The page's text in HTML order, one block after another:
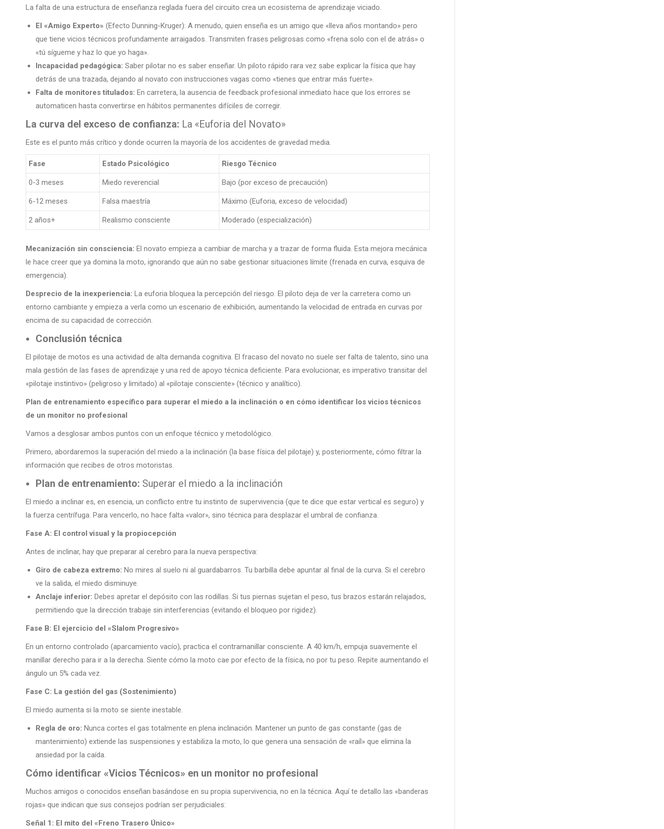
La falta de una estructura de enseñanza reglada fuera del circuito crea un ecosistema de aprendizaje viciado.
El «Amigo Experto» (Efecto Dunning-Kruger): A menudo, quien enseña es un amigo que «lleva años montando» pero
que tiene vicios técnicos profundamente arraigados. Transmiten frases peligrosas como «frena solo con el de atrás» o
«tú sígueme y haz lo que yo haga».
Incapacidad pedagógica: Saber pilotar no es saber enseñar. Un piloto rápido rara vez sabe explicar la física que hay
detrás de una trazada, dejando al novato con instrucciones vagas como «tienes que entrar más fuerte».
Falta de monitores titulados: En carretera, la ausencia de feedback profesional inmediato hace que los errores se
automaticen hasta convertirse en hábitos permanentes difíciles de corregir.
La curva del exceso de confianza: La «Euforia del Novato»
Este es el punto más crítico y donde ocurren la mayoría de los accidentes de gravedad media.
Fase Estado Psicológico Riesgo Técnico
0-3 meses Miedo reverencial Bajo (por exceso de precaución)
6-12 meses Falsa maestría Máximo (Euforia, exceso de velocidad)
2 años+ Realismo consciente Moderado (especialización)
Mecanización sin consciencia: El novato empieza a cambiar de marcha y a trazar de forma fluida. Esta mejora mecánica
le hace creer que ya domina la moto, ignorando que aún no sabe gestionar situaciones límite (frenada en curva, esquiva de
emergencia).
Desprecio de la inexperiencia: La euforia bloquea la percepción del riesgo. El piloto deja de ver la carretera como un
entorno cambiante y empieza a verla como un escenario de exhibición, aumentando la velocidad de entrada en curvas por
encima de su capacidad de corrección.
Conclusión técnica
El pilotaje de motos es una actividad de alta demanda cognitiva. El fracaso del novato no suele ser falta de talento, sino una
mala gestión de las fases de aprendizaje y una red de apoyo técnica deficiente. Para evolucionar, es imperativo transitar del
«pilotaje instintivo» (peligroso y limitado) al «pilotaje consciente» (técnico y analítico).
Plan de entrenamiento específico para superar el miedo a la inclinación o en cómo identificar los vicios técnicos
de un monitor no profesional
Vamos a desglosar ambos puntos con un enfoque técnico y metodológico.
Primero, abordaremos la superación del miedo a la inclinación (la base física del pilotaje) y, posteriormente, cómo filtrar la
información que recibes de otros motoristas.
Plan de entrenamiento: Superar el miedo a la inclinación
El miedo a inclinar es, en esencia, un conflicto entre tu instinto de supervivencia (que te dice que estar vertical es seguro) y
la fuerza centrífuga. Para vencerlo, no hace falta «valor», sino técnica para desplazar el umbral de confianza.
Fase A: El control visual y la propiocepción
Antes de inclinar, hay que preparar al cerebro para la nueva perspectiva:
Giro de cabeza extremo: No mires al suelo ni al guardabarros. Tu barbilla debe apuntar al final de la curva. Si el cerebro
ve la salida, el miedo disminuye.
Anclaje inferior: Debes apretar el depósito con las rodillas. Si tus piernas sujetan el peso, tus brazos estarán relajados,
permitiendo que la dirección trabaje sin interferencias (evitando el bloqueo por rigidez).
Fase B: El ejercicio del «Slalom Progresivo»
En un entorno controlado (aparcamiento vacío), practica el contramanillar consciente. A 40 km/h, empuja suavemente el
manillar derecho para ir a la derecha. Siente cómo la moto cae por efecto de la física, no por tu peso. Repite aumentando el
ángulo un 5% cada vez.
Fase C: La gestión del gas (Sostenimiento)
El miedo aumenta si la moto se siente inestable.
Regla de oro: Nunca cortes el gas totalmente en plena inclinación. Mantener un punto de gas constante (gas de
mantenimiento) extiende las suspensiones y estabiliza la moto, lo que genera una sensación de «raíl» que elimina la
ansiedad por la caída.
Cómo identificar «Vicios Técnicos» en un monitor no profesional
Muchos amigos o conocidos enseñan basándose en su propia supervivencia, no en la técnica. Aquí te detallo las «banderas
rojas» que indican que sus consejos podrían ser perjudiciales:
Señal 1: El mito del «Freno Trasero Único»